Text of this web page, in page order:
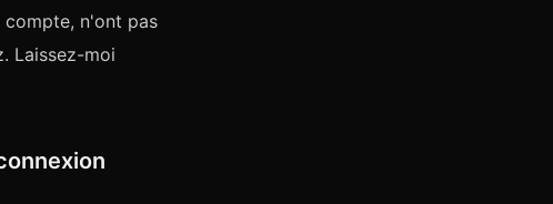
compte, n'ont pas
Laissez-moi